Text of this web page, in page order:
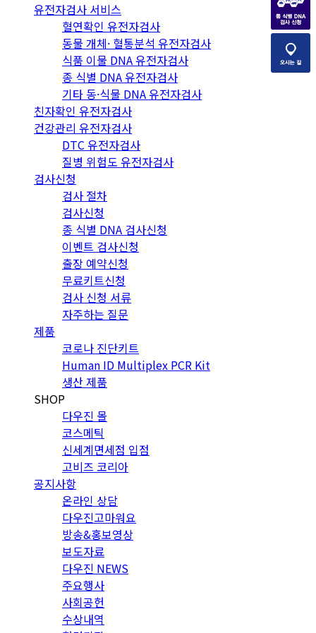
유전자검사 서비스
혈연확인 유전자검사
동물 개체· 혈통분석 유전자검사
식품 이물 DNA 유전자검사
종 식별 DNA 유전자검사
기타 동·식물 DNA 유전자검사
친자확인 유전자검사
건강관리 유전자검사
DTC 유전자검사
질병 위험도 유전자검사
검사신청
검사 절차
검사신청
종 식별 DNA 검사신청
이벤트 검사신청
출장 예약신청
무료키트신청
검사 신청 서류
자주하는 질문
제품
코로나 진단키트
Human ID Multiplex PCR Kit
생산 제품
SHOP
다우진 몰
코스메틱
신세계면세점 입점
고비즈 코리아
공지사항
온라인 상담
다우진고마워요
방송&홍보영상
보도자료
다우진 NEWS
주요행사
사회공헌
수상내역